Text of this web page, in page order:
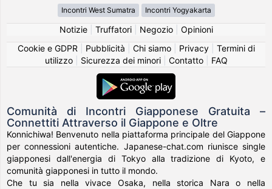
Incontri West Sumatra Incontri Yogyakarta
Notizie| Truffatori| Negozio| Opinioni
Cookie e GDPR
Pubblicità Chi siamo| Privacy| Termini di
utilizzo| Sicurezza dei minori| Contatto| FAQ
Comunità di Incontri Giapponese Gratuita –
Connettiti Attraverso il Giappone e Oltre
Konnichiwa! Benvenuto nella piattaforma principale del Giappone
per connessioni autentiche. Japanese-chat.com riunisce single
giapponesi dall'energia di Tokyo alla tradizione di Kyoto, e
comunità giapponesi in tutto il mondo.
Che tu sia nella vivace Osaka, nella storica Nara o nella